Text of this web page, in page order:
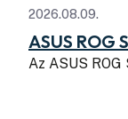
2026.08.09.
ASUS ROG
Az ASUS